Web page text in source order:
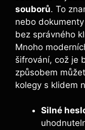
souborů. To‌
nebo
bez správného
Mnoho
šifrování, což je
způsobem⁢
kolegy s⁤ klidem
Silné